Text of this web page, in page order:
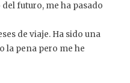
futuro, me ha pasado
de viaje. Ha sido una
la pena pero me he